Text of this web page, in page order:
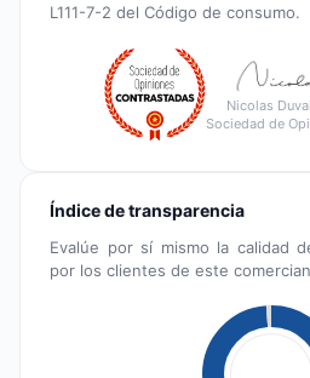
L111-7-2 del Código de consumo.
Nicolas
Sociedad de
Índice de transparencia
Evalúe por sí mismo la calidad
por los clientes de este